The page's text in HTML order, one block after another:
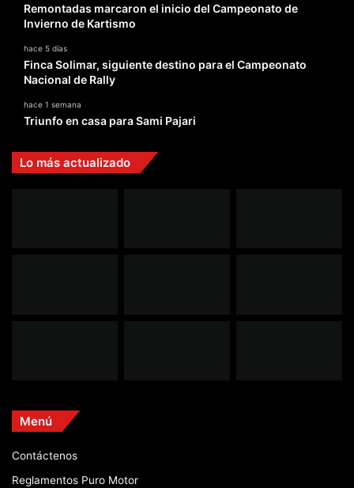
Remontadas marcaron el inicio del Campeonato de
Invierno de Kartismo
hace 5 días
Finca Solimar, siguiente destino para el Campeonato
Nacional de Rally
hace 1 semana
Triunfo en casa para Sami Pajari
Lo más actualizado
Menú
Contáctenos
Reglamentos Puro Motor